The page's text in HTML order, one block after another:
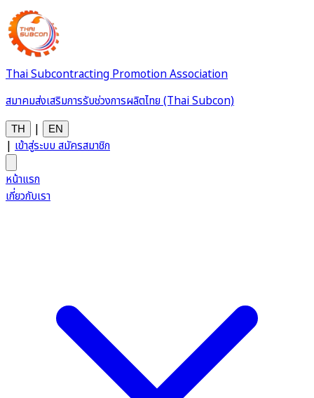
Thai Subcontracting Promotion Association
สมาคมส่งเสริมการรับช่วงการผลิตไทย (Thai Subcon)
TH | EN
| เข้าสู่ระบบสมัครสมาชิก
หน้าแรก
เกี่ยวกับเรา